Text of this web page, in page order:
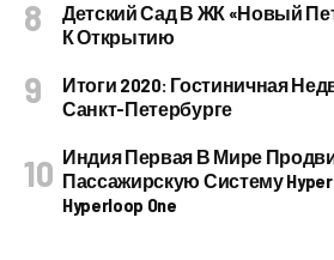
Детский Сад В ЖК «Новый
К Открытию
Итоги 2020: Гостиничная
Санкт-Петербурге
Индия Первая В Мире
Пассажирскую Систему
Hyperloop One